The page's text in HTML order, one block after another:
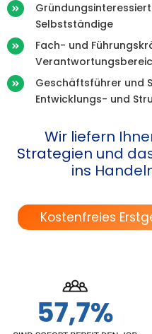
Selbstständige
Fach- und
Geschäftsführer und
Entwicklungs- und
Wir liefern
Strategien und
ins
Kostenfreies